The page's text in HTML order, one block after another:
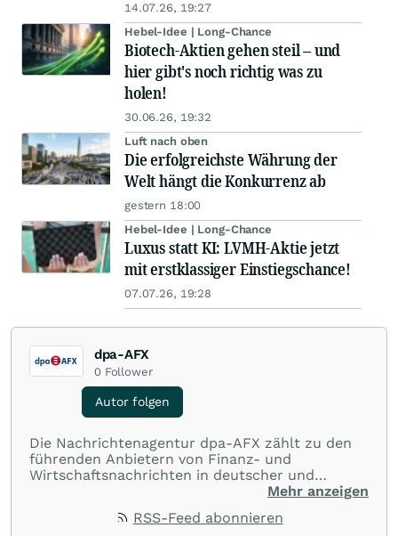
14.07.26, 19:27
Hebel-Idee | Long-Chance
Biotech-Aktien gehen steil – und
hier gibt's noch richtig was zu
holen!
30.06.26, 19:32
Luft nach oben
Die erfolgreichste Währung der
Welt hängt die Konkurrenz ab
gestern 18:00
Hebel-Idee | Long-Chance
Luxus statt KI: LVMH-Aktie jetzt
mit erstklassiger Einstiegschance!
07.07.26, 19:28
dpa-AFX
0 Follower
Autor folgen
Die Nachrichtenagentur dpa-AFX zählt zu den
führenden Anbietern von Finanz- und
Wirtschaftsnachrichten in deutscher und
englischer Sprache. Gestützt auf ein
dpa-AFX unabhängig, zuverlässig und schnell
Mehr anzeigen
RSS-Feed abonnieren